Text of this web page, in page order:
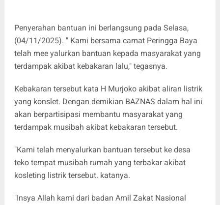
Penyerahan bantuan ini berlangsung pada Selasa,
(04/11/2025). " Kami bersama camat Peringga Baya
telah mee yalurkan bantuan kepada masyarakat yang
terdampak akibat kebakaran lalu," tegasnya.
Kebakaran tersebut kata H Murjoko akibat aliran listrik
yang konslet. Dengan demikian BAZNAS dalam hal ini
akan berpartisipasi membantu masyarakat yang
terdampak musibah akibat kebakaran tersebut.
"Kami telah menyalurkan bantuan tersebut ke desa
teko tempat musibah rumah yang terbakar akibat
kosleting listrik tersebut. katanya.
"Insya Allah kami dari badan Amil Zakat Nasional